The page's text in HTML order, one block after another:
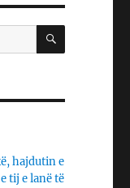
SEARCH
hajdutin e
tij e lanë të